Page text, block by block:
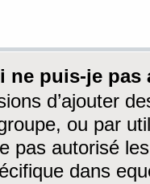
ne puis-je
d’ajouter
ou par
pas autorisé
dans